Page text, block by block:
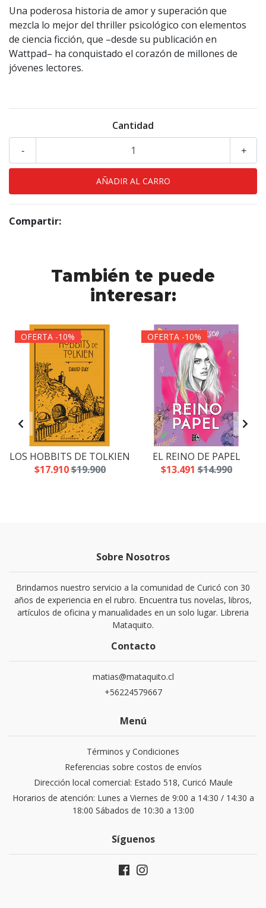
Una poderosa historia de amor y superación que
mezcla lo mejor del thriller psicológico con elementos
de ciencia ficción, que –desde su publicación en
Wattpad– ha conquistado el corazón de millones de
jóvenes lectores.
Cantidad
+
-
Compartir:
También te puede
interesar:
OFERTA -10%
LOS HOBBITS DE TOLKIEN
$17.910$19.900
OFERTA -10%
EL REINO DE PAPEL
$13.491 $14.990
Sobre Nosotros
Brindamos nuestro servicio a la comunidad de Curicó con 30
años de experiencia en el rubro. Encuentra tus novelas, libros,
artículos de oficina y manualidades en un solo lugar. Libreria
Mataquito.
Contacto
matias@mataquito.cl
+56224579667
Menú
Términos y Condiciones
Referencias sobre costos de envíos
Dirección local comercial: Estado 518, Curicó Maule
Horarios de atención: Lunes a Viernes de 9:00 a 14:30 / 14:30 a
18:00 Sábados de 10:30 a 13:00
Síguenos